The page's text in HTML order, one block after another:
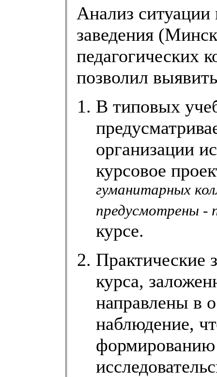
Анализ ситуации
заведения
позволил
В типовых
организации
курсовое
гуманитарных
предусмотрены -
курсе.
Практические
курса,
направлены в
наблюдение,
формированию